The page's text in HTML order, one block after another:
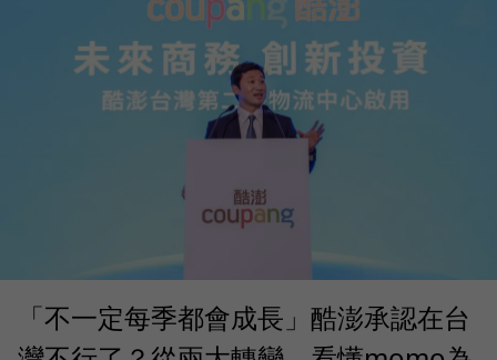
「不一定每季都會成長」酷澎承認在台